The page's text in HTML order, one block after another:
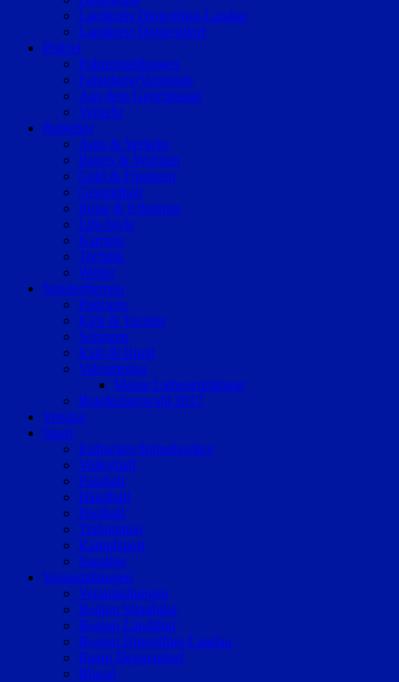
Landkreis Dingolfing-Landau
Landkreis Deggendorf
Polizei
Polizeimeldungen
Fahndung/Vermisste
Aus dem Gerichtssaal
Verkehr
Ratgeber
Auto & Verkehr
Bauen & Wohnen
Geld & Finanzen
Gesundheit
Reise & Erholung
Life-Style
Karriere
Technik
Wetter
Sonderthemen
Podcasts
Kids & Teenies
Senioren
Katz & Hund
Valentinstag
Meine Liebeserklärung
Bundestagswahl 2017
Vereine
Sport
Eishockey/Inlinehockey
Volleyball
Fussball
Handball
Football
Trabrennen
Kampfsport
Sonstige
Veranstaltungen
Veranstaltungen
Region Straubing
Region Landshut
Region Dingolfing-Landau
Raum Deggendorf
Bluval